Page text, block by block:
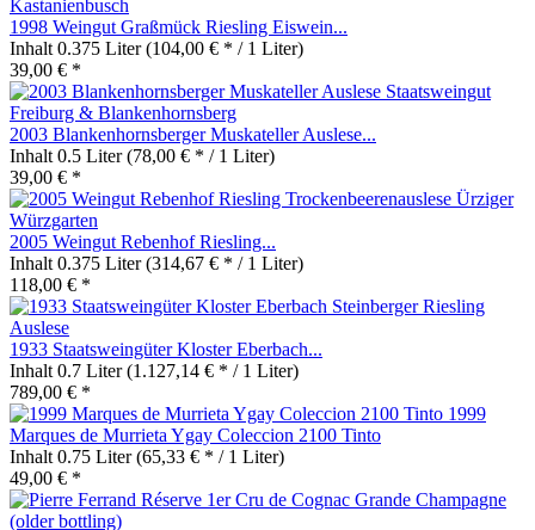
1998 Weingut Graßmück Riesling Eiswein...
Inhalt 0.375 Liter(104,00 € * / 1 Liter)
39,00 € *
2003 Blankenhornsberger Muskateller Auslese...
Inhalt 0.5 Liter(78,00 € * / 1 Liter)
39,00 € *
2005 Weingut Rebenhof Riesling...
Inhalt 0.375 Liter(314,67 € * / 1 Liter)
118,00 € *
1933 Staatsweingüter Kloster Eberbach...
Inhalt 0.7 Liter(1.127,14 € * / 1 Liter)
789,00 € *
1999
Marques de Murrieta Ygay Coleccion 2100 Tinto
Inhalt 0.75 Liter(65,33 € * / 1 Liter)
49,00 € *